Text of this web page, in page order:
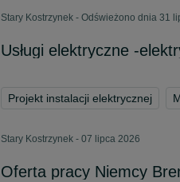
Stary Kostrzynek - Odświeżono dnia 31
Usługi elektryczne -
Projekt instalacji elektrycznej
Stary Kostrzynek - 07 lipca 2026
Oferta pracy Niemcy